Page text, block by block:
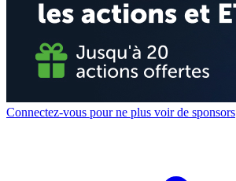
Connectez-vous pour ne plus voir de sponsors